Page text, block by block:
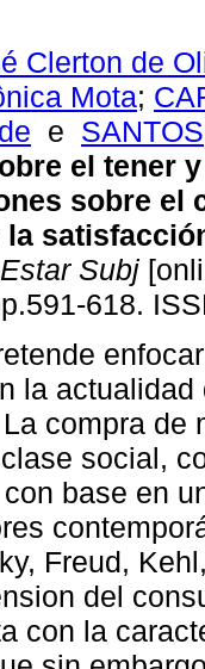
Clerton de
Mota;
e
el tener
sobre el
Subj
618.
la
compra
social,
base en
Freud,
del
con la